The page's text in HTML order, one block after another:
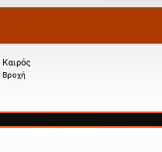
Καιρός
Βροχή